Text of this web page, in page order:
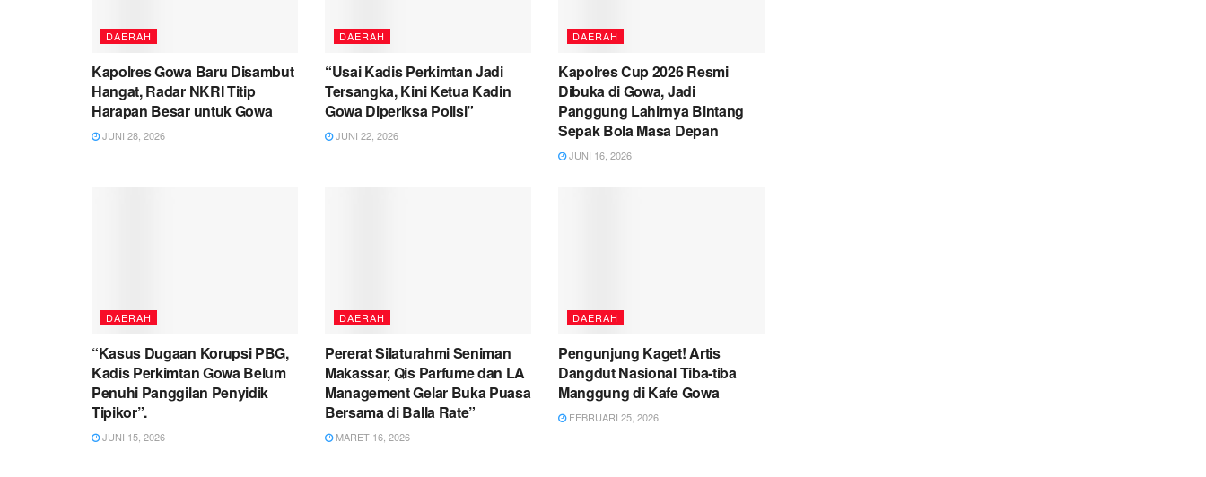
DAERAH
Kapolres Gowa Baru Disambut
Hangat, Radar NKRI Titip
Harapan Besar untuk Gowa
JUNI 28, 2026
DAERAH
“Usai Kadis Perkimtan Jadi
Tersangka, Kini Ketua Kadin
Gowa Diperiksa Polisi”
JUNI 22, 2026
DAERAH
Kapolres Cup 2026 Resmi
Dibuka di Gowa, Jadi
Panggung Lahirnya Bintang
Sepak Bola Masa Depan
JUNI 16, 2026
DAERAH
“Kasus Dugaan Korupsi PBG,
Kadis Perkimtan Gowa Belum
Penuhi Panggilan Penyidik
Tipikor”.
JUNI 15, 2026
DAERAH
Pererat Silaturahmi Seniman
Makassar, Qis Parfume dan LA
Management Gelar Buka Puasa
Bersama di Balla Rate”
MARET 16, 2026
DAERAH
Pengunjung Kaget! Artis
Dangdut Nasional Tiba-tiba
Manggung di Kafe Gowa
FEBRUARI 25, 2026